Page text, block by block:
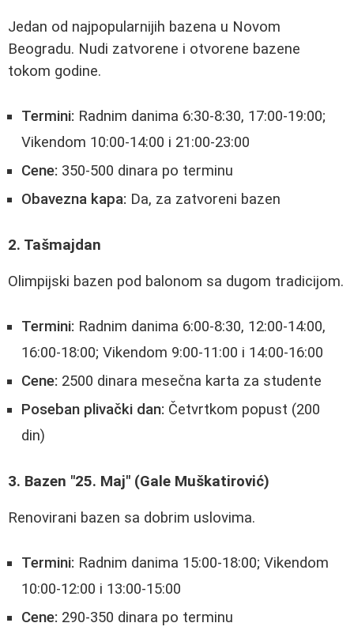
Jedan od najpopularnijih bazena u Novom
Beogradu. Nudi zatvorene i otvorene bazene
tokom godine.
Termini: Radnim danima 6:30-8:30, 17:00-19:00;
Vikendom 10:00-14:00 i 21:00-23:00
Cene: 350-500 dinara po terminu
Obavezna kapa: Da, za zatvoreni bazen
2. Tašmajdan
Olimpijski bazen pod balonom sa dugom tradicijom.
Termini: Radnim danima 6:00-8:30, 12:00-14:00,
16:00-18:00; Vikendom 9:00-11:00 i 14:00-16:00
Cene: 2500 dinara mesečna karta za studente
Poseban plivački dan: Četvrtkom popust (200
din)
3. Bazen "25. Maj" (Gale Muškatirović)
Renovirani bazen sa dobrim uslovima.
Termini: Radnim danima 15:00-18:00; Vikendom
10:00-12:00 i 13:00-15:00
Cene: 290-350 dinara po terminu